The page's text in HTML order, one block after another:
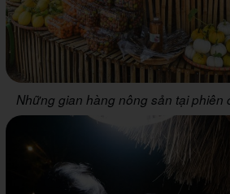
Những gian hàng nông sản tại phiên